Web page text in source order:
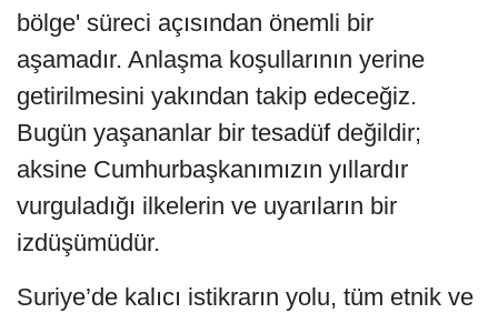
bölge' süreci açısından önemli bir
aşamadır. Anlaşma koşullarının yerine
getirilmesini yakından takip edeceğiz.
Bugün yaşananlar bir tesadüf değildir;
aksine Cumhurbaşkanımızın yıllardır
vurguladığı ilkelerin ve uyarıların bir
izdüşümüdür.
Suriye’de kalıcı istikrarın yolu, tüm etnik ve